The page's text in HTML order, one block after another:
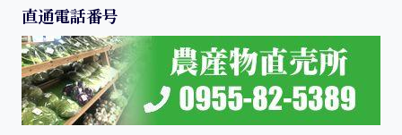
直通電話番号